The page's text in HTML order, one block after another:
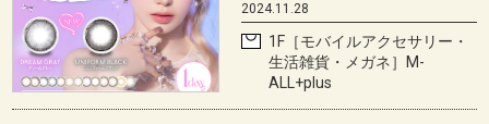
2024.11.28
1F［モバイルアクセサリー・
生活雑貨・メガネ］M-
ALL+plus